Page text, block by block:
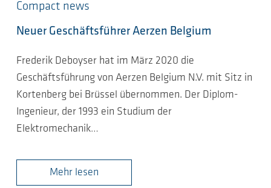
Compact news
Neuer Geschäftsführer Aerzen Belgium
Frederik Deboyser hat im März 2020 die
Geschäftsführung von Aerzen Belgium N.V. mit Sitz in
Kortenberg bei Brüssel übernommen. Der Diplom-
Ingenieur, der 1993 ein Studium der
Elektromechanik…
Mehr lesen